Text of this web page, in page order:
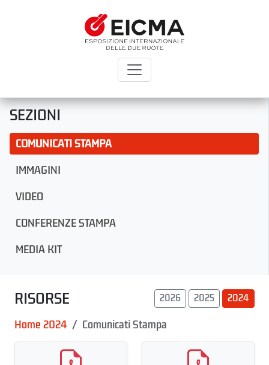
SEZIONI
COMUNICATI STAMPA
IMMAGINI
VIDEO
CONFERENZE STAMPA
MEDIA KIT
RISORSE 2026 2025 2024
Home 2024 Comunicati Stampa